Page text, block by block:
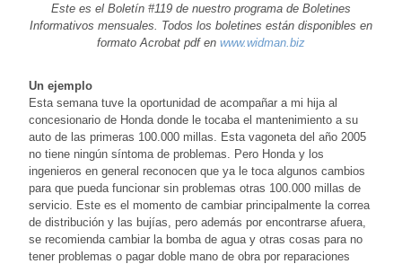
Este es el Boletín #119 de nuestro programa de Boletines
Informativos mensuales. Todos los boletines están disponibles en
formato Acrobat pdf en www.widman.biz
Un ejemplo
Esta semana tuve la oportunidad de acompañar a mi hija al
concesionario de Honda donde le tocaba el mantenimiento a su
auto de las primeras 100.000 millas. Esta vagoneta del año 2005
no tiene ningún síntoma de problemas. Pero Honda y los
ingenieros en general reconocen que ya le toca algunos cambios
para que pueda funcionar sin problemas otras 100.000 millas de
servicio. Este es el momento de cambiar principalmente la correa
de distribución y las bujías, pero además por encontrarse afuera,
se recomienda cambiar la bomba de agua y otras cosas para no
tener problemas o pagar doble mano de obra por reparaciones